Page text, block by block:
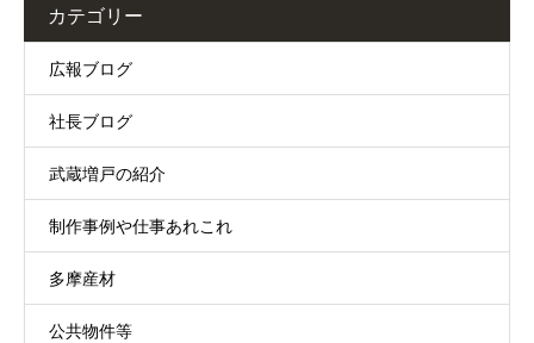
カテゴリー
広報ブログ
社長ブログ
武蔵増戸の紹介
制作事例や仕事あれこれ
多摩産材
公共物件等